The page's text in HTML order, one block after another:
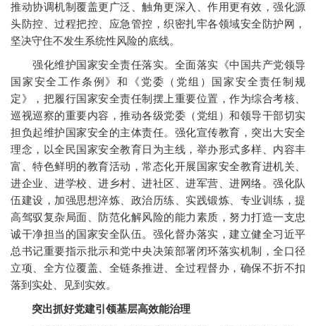
推动协调机制覆盖更广泛、触角更深入、作用更有效，强化源
头防控、过程把控、应急管控，织密扎牢各领域安全防护网，
坚决守住不发生系统性风险的底线。
强化维护国家安全责任落实。全面落实《中国共产党领导
国家安全工作条例》和《党委（党组）国家安全责任制规
定》，把履行国家安全责任制摆上重要位置，作为综合考核、
巡视巡察的重要内容，推动各级党委（党组）和领导干部切实
担负起维护国家安全的主体责任。强化宣传教育，突出大安全
理念，以全民国家安全教育日为主线，举办形式多样、内容丰
富、特色鲜明的教育活动，常态化开展国家安全教育进机关、
进企业、进学校、进乡村、进社区、进军营、进网络。强化队
伍建设，加强思想淬炼、政治历练、实践锻炼、专业训练，提
高驾驭复杂局面、防范化解风险的能力素质，努力打造一支忠
诚干净担当的国家安全队伍。强化督办落实，建立健全习近平
总书记重要指示批示和党中央决策部署闭环落实机制，全口径
立项、全方位覆盖、全链条推进、全过程督办，确保不折不扣
落到实处、见到实效。
突出抓好党建引领基层高效能治理